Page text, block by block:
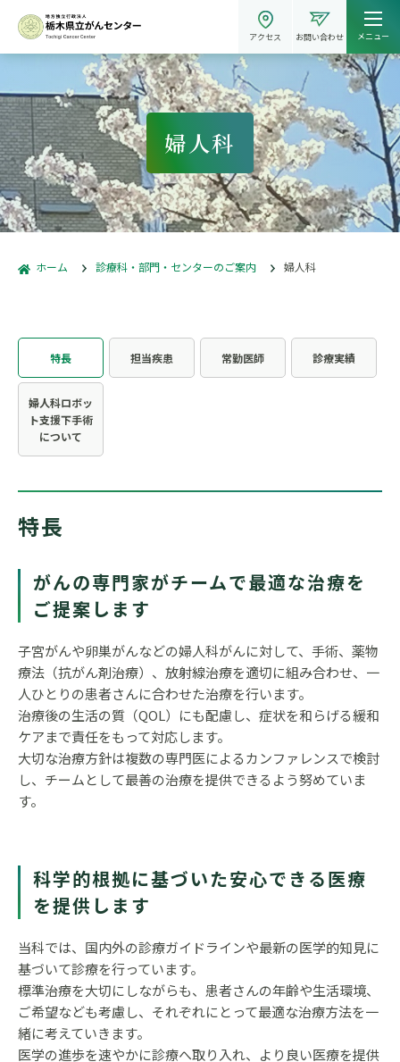
アクセス お問い合わせ メニュー
婦人科
ホーム 診療科・部門・センターのご案内 婦人科
特長 担当疾患 常勤医師 診療実績
婦人科ロボッ
ト支援下手術
について
特長
がんの専門家がチームで最適な治療を
ご提案します
子宮がんや卵巣がんなどの婦人科がんに対して、手術、薬物
療法（抗がん剤治療）、放射線治療を適切に組み合わせ、一
人ひとりの患者さんに合わせた治療を行います。
治療後の生活の質（QOL）にも配慮し、症状を和らげる緩和
ケアまで責任をもって対応します。
大切な治療方針は複数の専門医によるカンファレンスで検討
し、チームとして最善の治療を提供できるよう努めていま
す。
科学的根拠に基づいた安心できる医療
を提供します
当科では、国内外の診療ガイドラインや最新の医学的知見に
基づいて診療を行っています。
標準治療を大切にしながらも、患者さんの年齢や生活環境、
ご希望なども考慮し、それぞれにとって最適な治療方法を一
緒に考えていきます。
医学の進歩を速やかに診療へ取り入れ、より良い医療を提供